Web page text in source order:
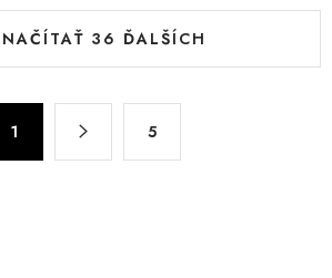
NAČÍTAŤ 36 ĎALŠÍCH
1 5